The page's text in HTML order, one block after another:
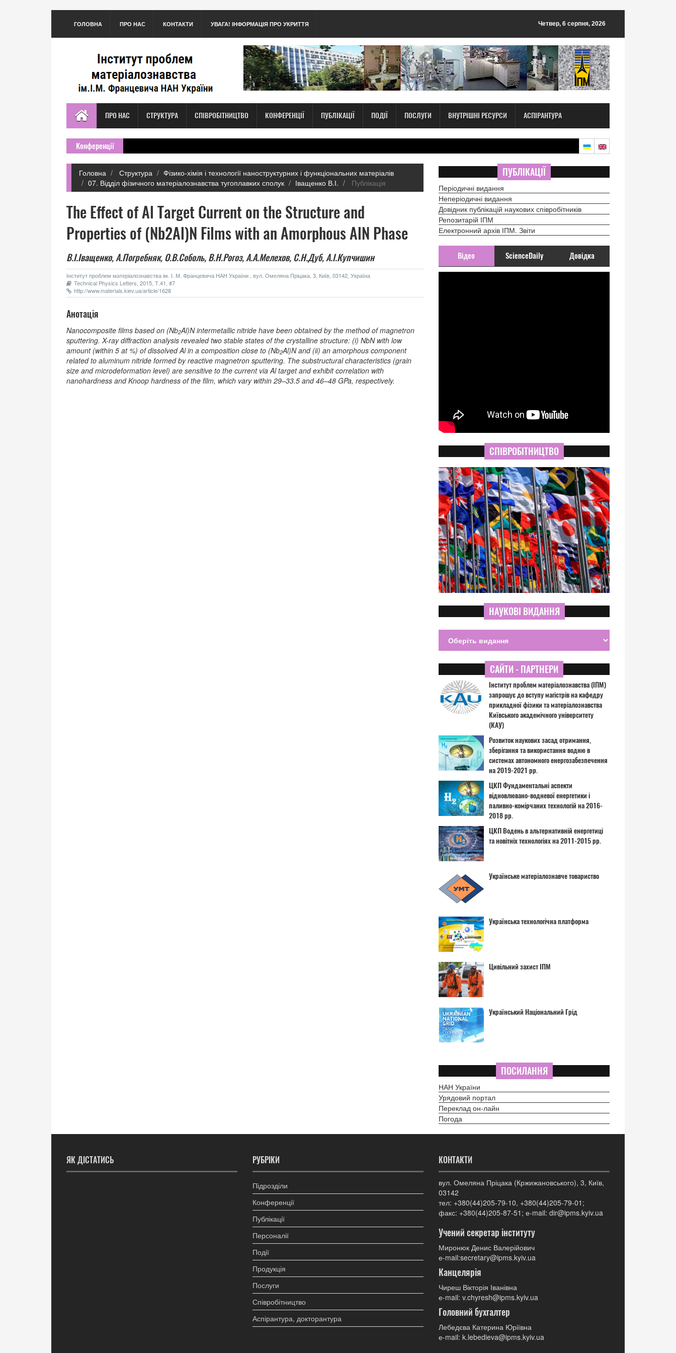
ГОЛОВНА ПРО НАС КОНТАКТИ УВАГА! ІНФОРМАЦІЯ ПРО УКРИТТЯ Четвер, 6 серпня, 2026
ПРО НАС СТРУКТУРА СПІВРОБІТНИЦТВО КОНФЕРЕНЦІЇ ПУБЛІКАЦІЇ ПОДІЇ ПОСЛУГИ ВНУТРІШНІ РЕСУРСИ АСПІРАНТУРА
Конференції
Головна Структура
Фізико-хімія і технології наноструктурних і функціональних матеріалів
07. Відділ фізичного матеріалознавства тугоплавких сполук
Іващенко В.І. Публікація
The Effect of Al Target Current on the Structure and
Properties of (Nb2Al)N Films with an Amorphous AlN Phase
В.І.Іващенко, А.Погребняк, O.В.Соболь, В.Н.Рогоз, А.А.Мелехов, С.Н.Дуб, А.І.Купчишин
Інститут проблем матеріалознавства ім. І. М. Францевича НАН України , вул. Омеляна Пріцака, 3, Київ, 03142, Україна
Technical Physics Letters, 2015, Т.41, #7
http://www.materials.kiev.ua/article/1628
Анотація
Nanocomposite films based on (Nb2Al)N intermetallic nitride have been obtained by the method of magnetron
sputtering. X-ray diffraction analysis revealed two stable states of the crystalline structure: (i) NbN with low
amount (within 5 at %) of dissolved Al in a composition close to (Nb2Al)N and (ii) an amorphous component
related to aluminum nitride formed by reactive magnetron sputtering. The substructural characteristics (grain
size and microdeformation level) are sensitive to the current via Al target and exhibit correlation with
nanohardness and Knoop hardness of the film, which vary within 29–33.5 and 46–48 GPa, respectively.
ПУБЛІКАЦІЇ
Періодичні видання
Неперіодичні видання
Довідник публікацій наукових співробітників
Репозитарій ІПМ
Електронний архів ІПМ. Звіти
Відео ScienceDaily Довідка
СПІВРОБІТНИЦТВО
НАУКОВІ ВИДАННЯ
САЙТИ - ПАРТНЕРИ
Інститут проблем матеріалознавства (ІПМ)
запрошує до вступу магістрів на кафедру
прикладної фізики та матеріалознавства
Київського академічного університету
(КАУ)
Розвиток наукових засад отримання,
зберігання та використання водню в
системах автономного енергозабезпечення
на 2019-2021 рр.
ЦКП Фундаментальні аспекти
відновлювано-водневої енергетики і
паливно-комірчаних технологій на 2016-
2018 рр.
ЦКП Водень в альтернативній енергетиці
та новітніх технологіях на 2011-2015 рр.
Українське матеріалознавче товариство
Українська технологічна платформа
Цивільний захист ІПМ
Український Національний Грід
ПОСИЛАННЯ
НАН України
Урядовий портал
Переклад он-лайн
Погода
ЯК ДІСТАТИСЬ РУБРІКИ
Підрозділи
Конференції
Публікації
Персоналії
Події
Продукція
Послуги
Співробітництво
Аспірантура, докторантура
КОНТАКТИ
вул. Омеляна Пріцака (Кржижановського), 3, Київ,
03142
тел: +380(44)205-79-10, +380(44)205-79-01;
факс: +380(44)205-87-51; е-mail: dir@ipms.kyiv.ua
Учений секретар інституту
Миронюк Денис Валерійович
е-mail:secretary@ipms.kyiv.ua
Канцелярія
Чиреш Вікторія Іванівна
е-mail: v.chyresh@ipms.kyiv.ua
Головний бухгалтер
Лебедєва Катерина Юріївна
е-mail: k.lebedieva@ipms.kyiv.ua